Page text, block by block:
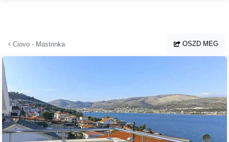
Ciovo - Mastrinka OSZD MEG